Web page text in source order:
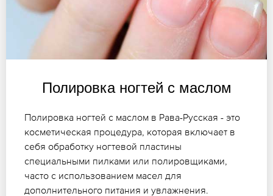
Полировка ногтей с маслом
Полировка ногтей с маслом в Рава-Русская - это
косметическая процедура, которая включает в
себя обработку ногтевой пластины
специальными пилками или полировщиками,
часто с использованием масел для
дополнительного питания и увлажнения.